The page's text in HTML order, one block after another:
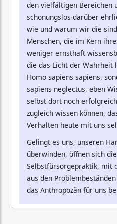
den vielfältigen Bereichen
schonungslos darüber
wie und warum wir die
Menschen, die im Kern
weniger ernsthaft
die das Licht der Wahrheit
Homo sapiens sapiens,
sapiens neglectus, eben
selbst dort noch
zugleich wissen können,
Verhalten heute mit uns
Gelingt es uns, unseren
überwinden, öffnen sich
Selbstfürsorgepraktik, mit
aus den
das Anthropozän für uns